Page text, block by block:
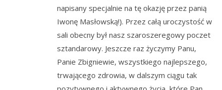
napisany specjalnie na tę okazję przez panią
Iwonę Masłowską!). Przez całą uroczystość w
sali obecny był nasz szaroszeregowy poczet
sztandarowy. Jeszcze raz życzymy Panu,
Panie Zbigniewie, wszystkiego najlepszego,
trwającego zdrowia, w dalszym ciągu tak